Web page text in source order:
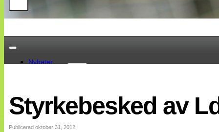
Nyheter
Landslaget
EM 2013
Internationellt
Bildreportage
Styrkebesked av
Publicerad oktober 31, 2012